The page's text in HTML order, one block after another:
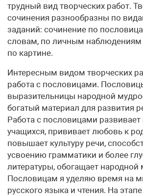
трудный вид творческих работ.
сочинения разнообразны по
заданий: сочинение по
словам, по личным наблюдениям
по картине.
Интересным видом творческих
работа с пословицами.
выразительницы народной
богатый материал для развития
Работа с пословицами
учащихся, прививает любовь к
повышает культуру речи,
усвоению грамматики и более
литературы, обогащает народной
Пословицам я уделяю время на
русского языка и чтения. На